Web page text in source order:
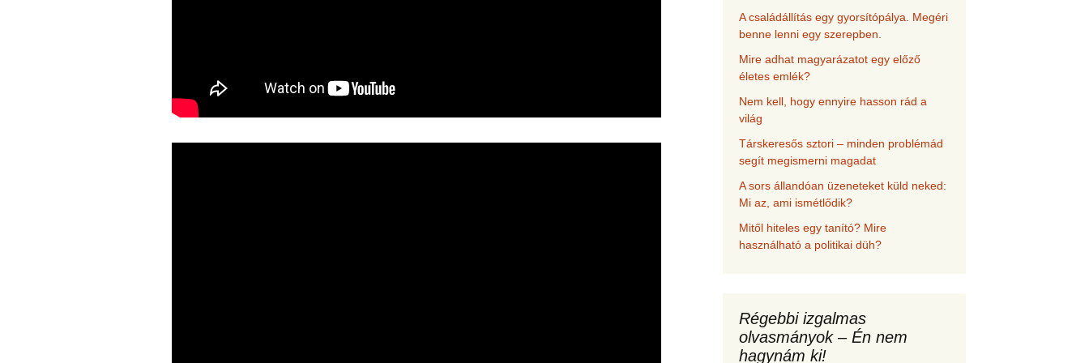
A családállítás egy gyorsítópálya. Megéri
benne lenni egy szerepben.
Mire adhat magyarázatot egy előző
életes emlék?
Nem kell, hogy ennyire hasson rád a
világ
Társkeresős sztori – minden problémád
segít megismerni magadat
A sors állandóan üzeneteket küld neked:
Mi az, ami ismétlődik?
Mitől hiteles egy tanító? Mire
használható a politikai düh?
Régebbi izgalmas
olvasmányok – Én nem
hagynám ki!